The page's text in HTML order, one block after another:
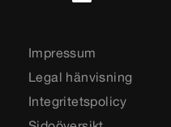
Impressum
Legal hänvisning
Integritetspolicy